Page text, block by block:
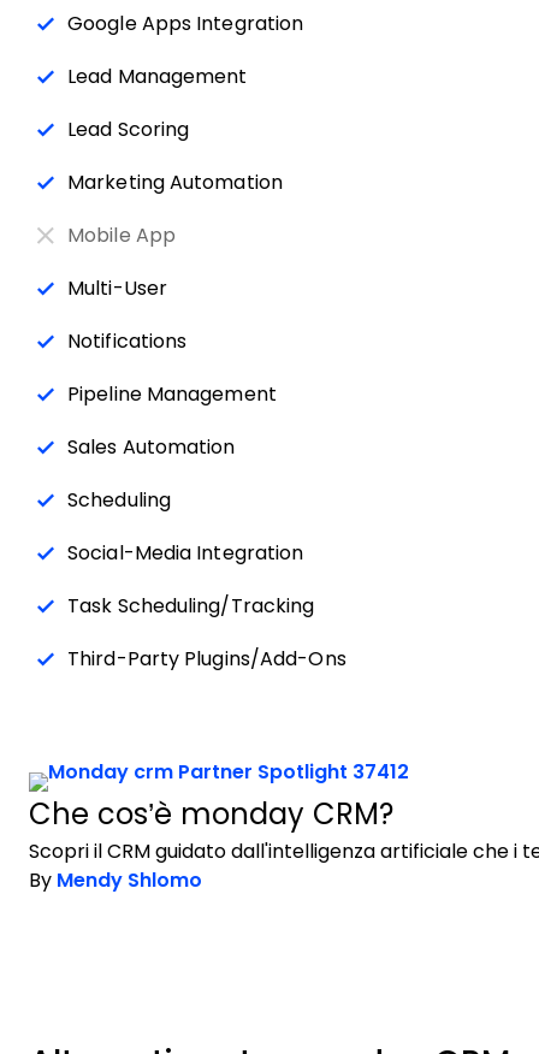
Google Apps Integration
Lead Management
Lead Scoring
Marketing Automation
Mobile App
Multi-User
Notifications
Pipeline Management
Sales Automation
Scheduling
Social-Media Integration
Task Scheduling/Tracking
Third-Party Plugins/Add-Ons
Che cos’è monday CRM?
Scopri il CRM guidato dall'intelligenza artificiale che i
By Mendy Shlomo